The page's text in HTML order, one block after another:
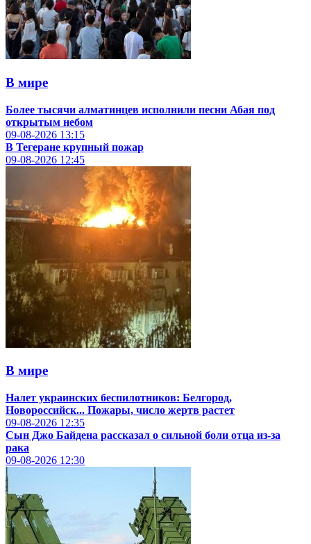
В мире
Более тысячи алматинцев исполнили песни Абая под
открытым небом
09-08-2026 13:15
В Тегеране крупный пожар
09-08-2026 12:45
В мире
Налет украинских беспилотников: Белгород,
Новороссийск... Пожары, число жертв растет
09-08-2026 12:35
Сын Джо Байдена рассказал о сильной боли отца из-за
рака
09-08-2026 12:30